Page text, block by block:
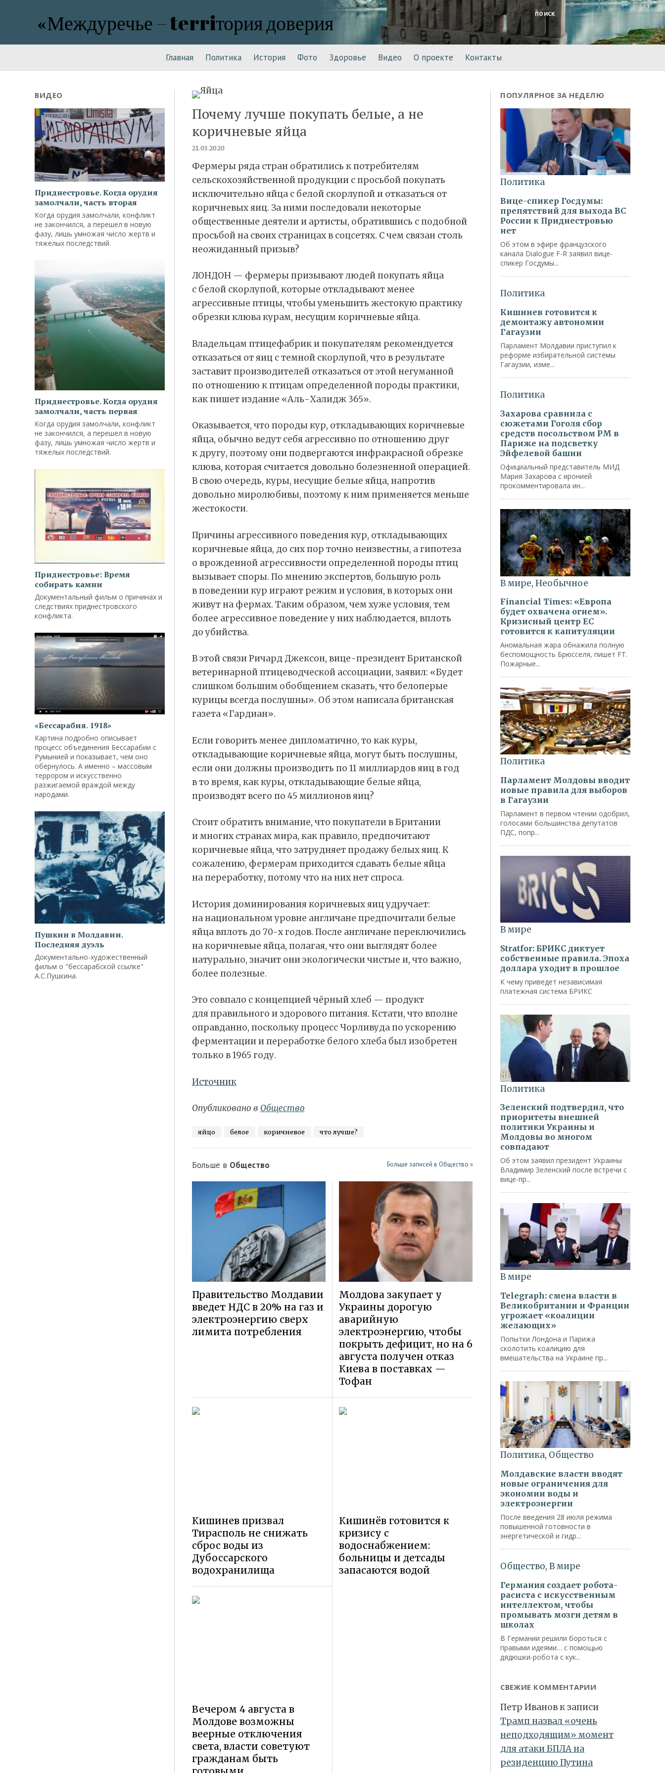
«Междуречье – terriтория доверия ПОИСК
Главная Политика История Фото Здоровье Видео О проекте Контакты
ВИДЕО
Приднестровье. Когда орудия
замолчали, часть вторая
Когда орудия замолчали, конфликт
не закончился, а перешел в новую
фазу, лишь умножая число жертв и
тяжелых последствий.
Приднестровье. Когда орудия
замолчали, часть первая
Когда орудия замолчали, конфликт
не закончился, а перешел в новую
фазу, лишь умножая число жертв и
тяжелых последствий.
Приднестровье: Время
собирать камни
Документальный фильм о причинах и
следствиях приднестровского
конфликта.
«Бессарабия. 1918»
Картина подробно описывает
процесс объединения Бессарабии с
Румынией и показывает, чем оно
обернулось. А именно – массовым
террором и искусственно
разжигаемой враждой между
народами.
Пушкин в Молдавии.
Последняя дуэль
Документально-художественный
фильм о "бессарабской ссылке"
А.С.Пушкина.
Почему лучше покупать белые, а не
коричневые яйца
21.03.2020
Фермеры ряда стран обратились к потребителям
сельскохозяйственной продукции с просьбой покупать
исключительно яйца с белой скорлупой и отказаться от
коричневых яиц. За ними последовали некоторые
общественные деятели и артисты, обратившись с подобной
просьбой на своих страницах в соцсетях. С чем связан столь
неожиданный призыв?
ЛОНДОН — фермеры призывают людей покупать яйца
с белой скорлупой, которые откладывают менее
агрессивные птицы, чтобы уменьшить жестокую практику
обрезки клюва курам, несущим коричневые яйца.
Владельцам птицефабрик и покупателям рекомендуется
отказаться от яиц с темной скорлупой, что в результате
заставит производителей отказаться от этой негуманной
по отношению к птицам определенной породы практики,
как пишет издание «Аль-Халидж 365».
Оказывается, что породы кур, откладывающих коричневые
яйца, обычно ведут себя агрессивно по отношению друг
к другу, поэтому они подвергаются инфракрасной обрезке
клюва, которая считается довольно болезненной операцией.
В свою очередь, куры, несущие белые яйца, напротив
довольно миролюбивы, поэтому к ним применяется меньше
жестокости.
Причины агрессивного поведения кур, откладывающих
коричневые яйца, до сих пор точно неизвестны, а гипотеза
о врожденной агрессивности определенной породы птиц
вызывает споры. По мнению экспертов, большую роль
в поведении кур играют режим и условия, в которых они
живут на фермах. Таким образом, чем хуже условия, тем
более агрессивное поведение у них наблюдается, вплоть
до убийства.
В этой связи Ричард Джексон, вице-президент Британской
ветеринарной птицеводческой ассоциации, заявил: «Будет
слишком большим обобщением сказать, что белоперые
курицы всегда послушны». Об этом написала британская
газета «Гардиан».
Если говорить менее дипломатично, то как куры,
откладывающие коричневые яйца, могут быть послушны,
если они должны производить по 11 миллиардов яиц в год
в то время, как куры, откладывающие белые яйца,
производят всего по 45 миллионов яиц?
Стоит обратить внимание, что покупатели в Британии
и многих странах мира, как правило, предпочитают
коричневые яйца, что затрудняет продажу белых яиц. К
сожалению, фермерам приходится сдавать белые яйца
на переработку, потому что на них нет спроса.
История доминирования коричневых яиц удручает:
на национальном уровне англичане предпочитали белые
яйца вплоть до 70-х годов. После англичане переключились
на коричневые яйца, полагая, что они выглядят более
натурально, значит они экологически чистые и, что важно,
более полезные.
Это совпало с концепцией чёрный хлеб — продукт
для правильного и здорового питания. Кстати, что вполне
оправданно, поскольку процесс Чорливуда по ускорению
ферментации и переработке белого хлеба был изобретен
только в 1965 году.
Источник
Опубликовано в Общество
яйцо белое коричневое что лучше?
Больше в Общество Больше записей в Общество »
Правительство Молдавии
введет НДС в 20% на газ и
электроэнергию сверх
лимита потребления
Молдова закупает у
Украины дорогую
аварийную
электроэнергию, чтобы
покрыть дефицит, но на 6
августа получен отказ
Киева в поставках —
Тофан
Кишинев призвал
Тирасполь не снижать
сброс воды из
Дубоссарского
водохранилища
Кишинёв готовится к
кризису с
водоснабжением:
больницы и детсады
запасаются водой
Вечером 4 августа в
Молдове возможны
веерные отключения
света, власти советуют
гражданам быть
ПОПУЛЯРНОЕ ЗА НЕДЕЛЮ
СВЕЖИЕ КОММЕНТАРИИ
Петр Ивановк записи
Трамп назвал «очень
неподходящим» момент
для атаки БПЛА на
резиденцию Путина